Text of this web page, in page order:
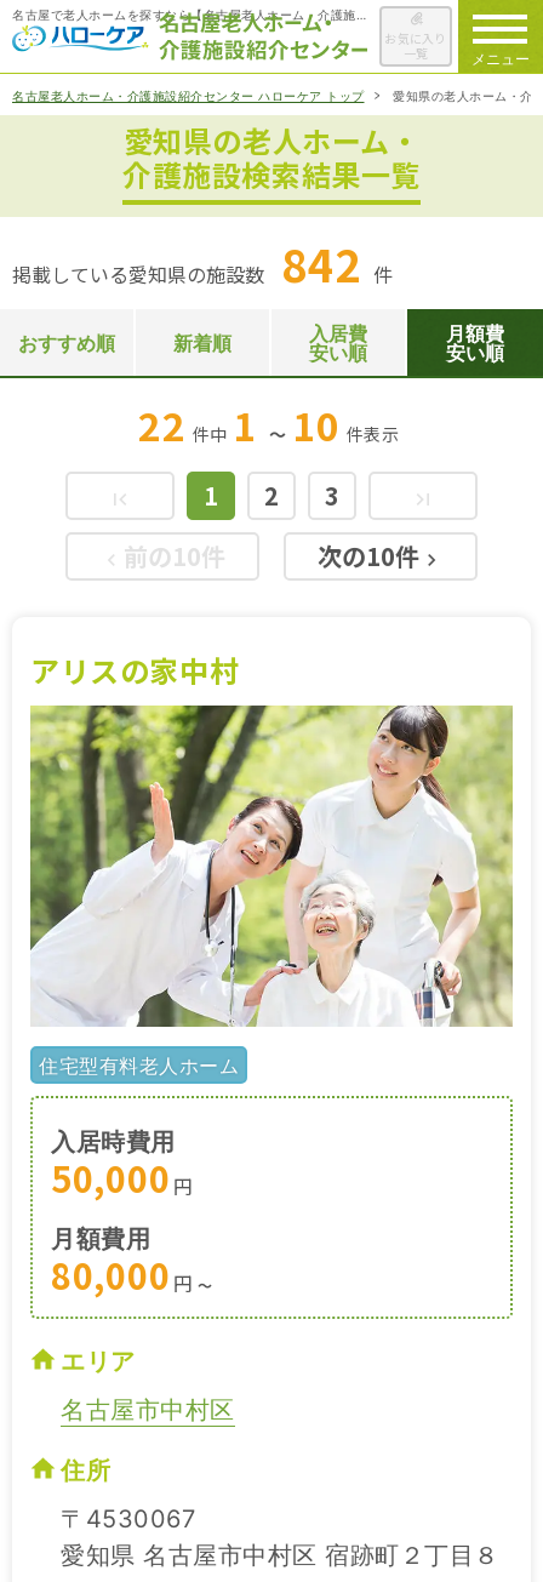
メニュー
お気に入り
一覧
ハローケアについて
老人ホームを検索する
施設選びのポイント
ご入居までの流れ
お役立ち情報 一覧
施設特集一覧
ブログ一覧
お気に入り一覧
名古屋老人ホーム・介護施設紹介センター ハローケア トップ 愛知県の老人ホーム・介
愛知県の老人ホーム・
介護施設検索結果一覧
掲載している愛知県の施設数 842 件
おすすめ順 新着順
入居費
安い順
月額費
安い順
22 件中 1 ～ 10 件表示
first_page
keyboard_arrow_left 前の10件
1 2
3
次の10件 keyboard_arrow_right
last_page
アリスの家中村
住宅型有料老人ホーム
入居時費用
50,000 円
月額費用
80,000 円 〜
エリア
名古屋市中村区
住所
〒4530067
愛知県 名古屋市中村区 宿跡町２丁目８